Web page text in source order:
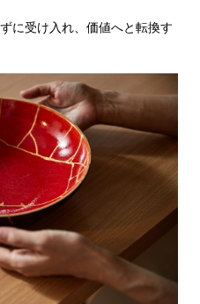
に受け入れ、価値へと転換す